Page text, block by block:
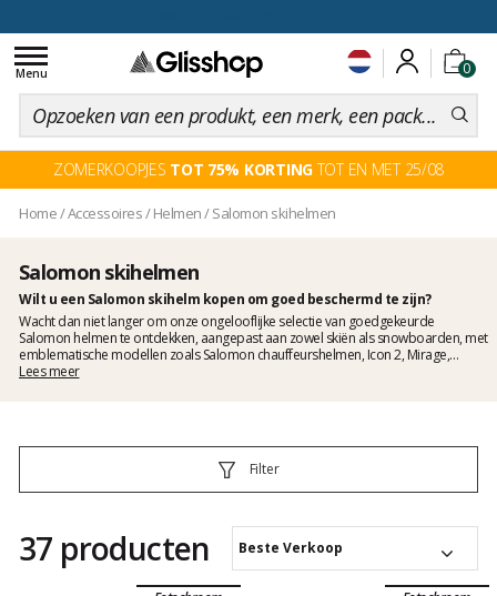
0
Toggle
navigation
Menu
ZOMERKOOPJES TOT 75% KORTINGTOT EN MET 25/08
Home/Accessoires/Helmen/Salomon skihelmen
Salomon skihelmen
Wilt u een Salomon skihelm kopen om goed beschermd te zijn?
Wacht dan niet langer om onze ongelooflijke selectie van goedgekeurde
Salomon helmen te ontdekken, aangepast aan zowel skiën als snowboarden, met
emblematische modellen zoals Salomon chauffeurshelmen, Icon 2, Mirage,
Ranger en complete assortimenten voor mannen, vrouwen en kinderen!
Lees meer
Filter
37 producten Beste Verkoop